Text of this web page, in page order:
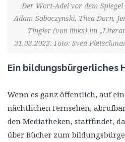
Der Wort-Adel vor dem
Adam Soboczynski, Thea Dorn,
Tingler (von links) im
31.03.2023. Foto: Svea
Ein bildungsbürgerliches
Wenn es ganz öffentlich, auf
nächtlichen Fernsehen,
den Mediatheken, stattfindet,
über Bücher zum